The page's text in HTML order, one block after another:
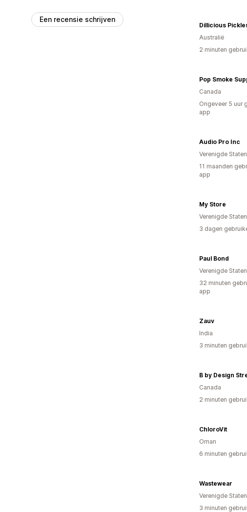
Een recensie schrijven
Dillicious
Australië
2 minuten
Pop Smoke
Canada
Ongeveer 5 uur
app
Audio Pro Inc
Verenigde Staten
11 maanden
app
My Store
Verenigde Staten
3 dagen
Paul Bond
Verenigde Staten
32 minuten
app
Zauv
India
3 minuten
Canada
2 minuten
ChloroVit
Oman
6 minuten
Wastewear
Verenigde Staten
3 minuten